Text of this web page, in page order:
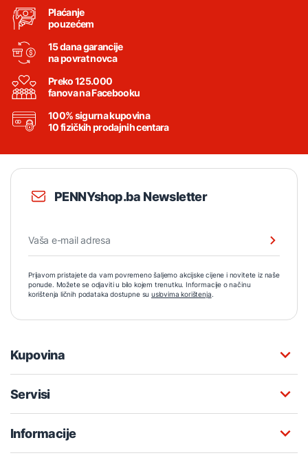
Plaćanje
pouzećem
15 dana garancije
na povrat novca
Preko 125.000
fanova na Facebooku
100% sigurna kupovina
10 fizičkih prodajnih centara
PENNYshop.ba Newsletter
Prijavom pristajete da vam povremeno šaljemo akcijske cijene i novitete iz naše
ponude. Možete se odjaviti u bilo kojem trenutku. Informacije o načinu
korištenja ličnih podataka dostupne su uslovima korištenja.
Kupovina
Servisi
Informacije